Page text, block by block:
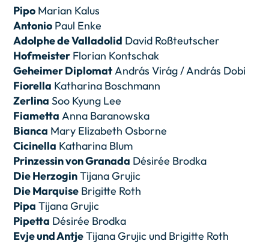
Pipo Marian Kalus
Antonio Paul Enke
Adolphe de Valladolid David Roßteutscher
Hofmeister Florian Kontschak
Geheimer DiplomatAndrás Virág / András Dobi
Fiorella Katharina Boschmann
Zerlina Soo Kyung Lee
Fiametta Anna Baranowska
Bianca Mary Elizabeth Osborne
Cicinella Katharina Blum
Prinzessin von Granada Désirée Brodka
Die HerzoginTijana Grujic
Die Marquise Brigitte Roth
Pipa Tijana Grujic
Pipetta Désirée Brodka
Evje und AntjeTijana Grujic und Brigitte Roth